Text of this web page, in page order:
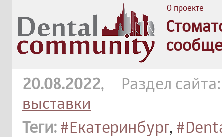
О проекте
20.08.2022, Раздел
выставки
Теги: #Екатеринбург,